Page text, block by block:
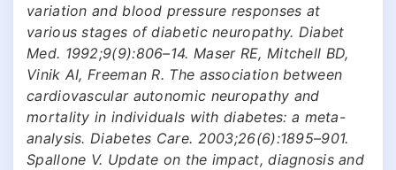
variation and blood pressure responses at
various stages of diabetic neuropathy. Diabet
Med. 1992;9(9):806–14. Maser RE, Mitchell BD,
Vinik AI, Freeman R. The association between
cardiovascular autonomic neuropathy and
mortality in individuals with diabetes: a meta-
analysis. Diabetes Care. 2003;26(6):1895–901.
Spallone V. Update on the impact, diagnosis and